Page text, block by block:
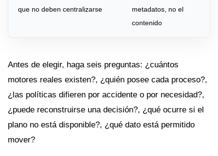
que no deben centralizarse
metadatos, no el
contenido
Antes de elegir, haga seis preguntas: ¿cuántos
motores reales existen?, ¿quién posee cada proceso?,
¿las políticas difieren por accidente o por necesidad?,
¿puede reconstruirse una decisión?, ¿qué ocurre si el
plano no está disponible?, ¿qué dato está permitido
mover?